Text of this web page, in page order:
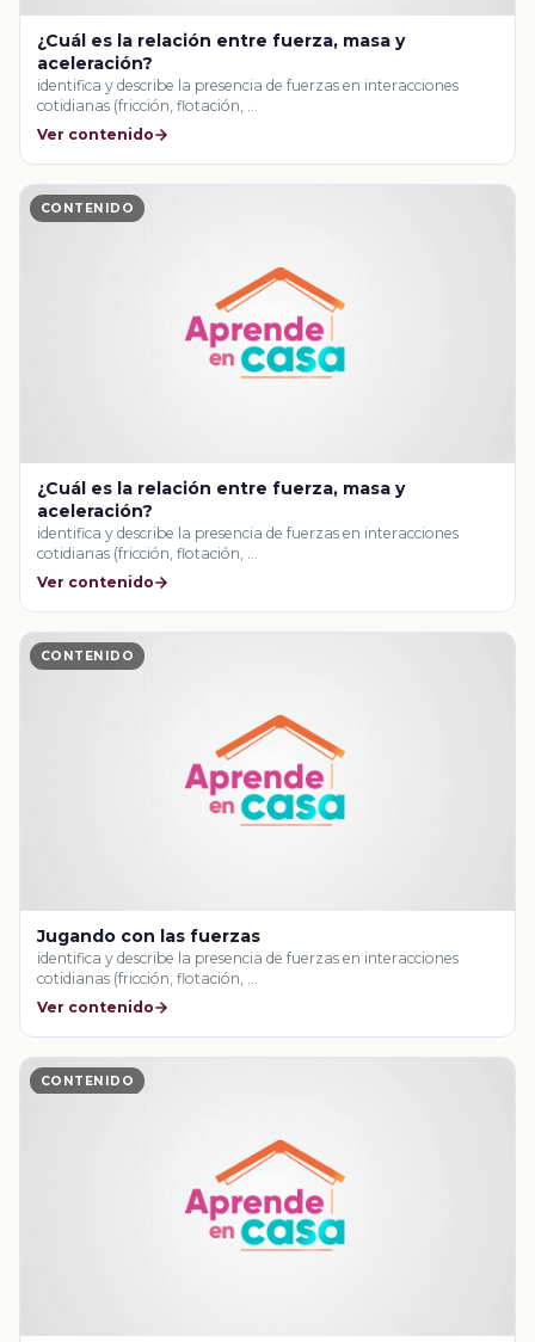
¿Cuál es la relación entre fuerza, masa y
aceleración?
identifica y describe la presencia de fuerzas en interacciones
cotidianas (fricción, flotación, …
Ver contenido
CONTENIDO
¿Cuál es la relación entre fuerza, masa y
aceleración?
identifica y describe la presencia de fuerzas en interacciones
cotidianas (fricción, flotación, …
Ver contenido
CONTENIDO
Jugando con las fuerzas
identifica y describe la presencia de fuerzas en interacciones
cotidianas (fricción, flotación, …
Ver contenido
CONTENIDO